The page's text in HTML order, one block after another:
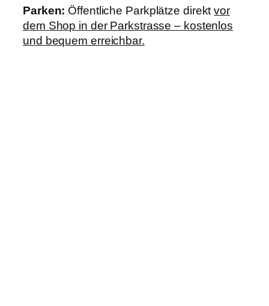
Parken: Öffentliche Parkplätze direktvor
dem Shop in der Parkstrasse – kostenlos
und bequem erreichbar.